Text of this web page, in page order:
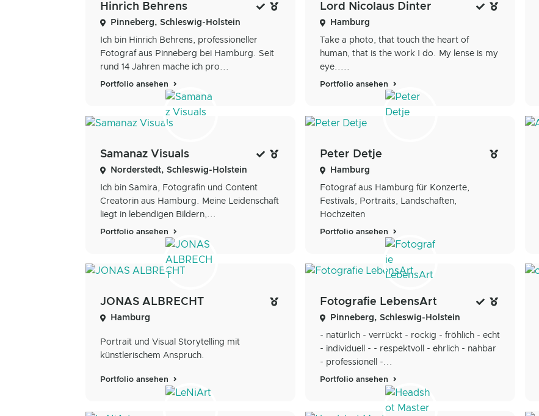
Hinrich Behrens
Pinneberg, Schleswig-Holstein
Ich bin Hinrich Behrens, professioneller
Fotograf aus Pinneberg bei Hamburg. Seit
rund 14 Jahren mache ich pro...
Portfolio ansehen
Lord Nicolaus Dinter
Hamburg
Take a photo, that touch the heart of
human, that is the work I do. My lense is my
eye.....
Portfolio ansehen
Samanaz Visuals
Norderstedt, Schleswig-Holstein
Ich bin Samira, Fotografin und Content
Creatorin aus Hamburg. Meine Leidenschaft
liegt in lebendigen Bildern,...
Portfolio ansehen
Peter Detje
Hamburg
Fotograf aus Hamburg für Konzerte,
Festivals, Portraits, Landschaften,
Hochzeiten
Portfolio ansehen
JONAS ALBRECHT
Hamburg
Portrait und Visual Storytelling mit
künstlerischem Anspruch.
Portfolio ansehen
Fotografie LebensArt
Pinneberg, Schleswig-Holstein
- natürlich - verrückt - rockig - fröhlich - echt
- individuell - - respektvoll - ehrlich - nahbar
- professionell -...
Portfolio ansehen